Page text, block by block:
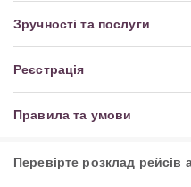
Зручності та послуги
Реєстрація
Правила та умови
Перевірте розклад рейсів